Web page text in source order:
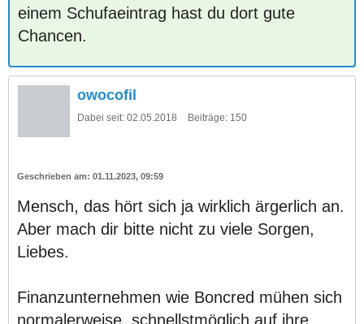
einem Schufaeintrag hast du dort gute
Chancen.
owocofil
Dabei seit: 02.05.2018 Beiträge: 150
01.11.2023, 09:59
Mensch, das hört sich ja wirklich ärgerlich an.
Aber mach dir bitte nicht zu viele Sorgen,
Liebes.
Finanzunternehmen wie Boncred mühen sich
normalerweise, schnellstmöglich auf ihre